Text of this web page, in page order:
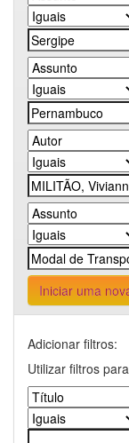
Iniciar uma
Adicionar filtros:
Utilizar filtros